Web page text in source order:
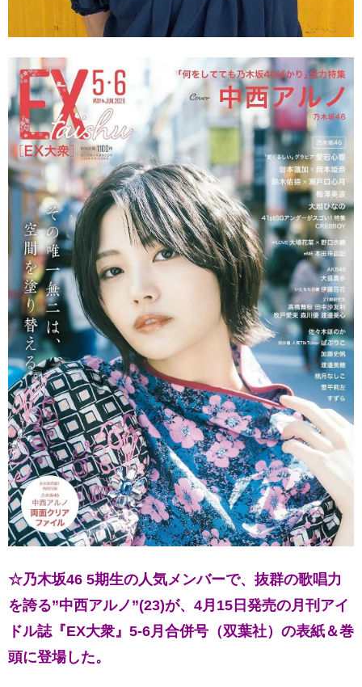
☆乃木坂46 5期生の人気メンバーで、抜群の歌唱力
を誇る”中西アルノ”(23)が、4月15日発売の月刊アイ
ドル誌『EX大衆』5-6月合併号（双葉社）の表紙＆巻
頭に登場した。